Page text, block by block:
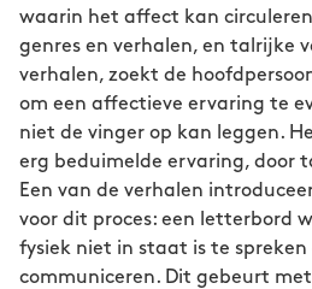
waarin het affect kan
genres en verhalen, en talrijke
verhalen, zoekt de
om een affectieve ervaring te
niet de vinger op kan leggen.
erg beduimelde ervaring, door
Een van de verhalen
voor dit proces: een letterbord
fysiek niet in staat is te spreken
communiceren. Dit gebeurt